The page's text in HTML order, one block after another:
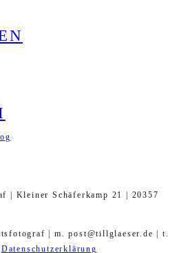
| Kleiner Schäferkamp 21 | 20357
| m. post@tillglaeser.de | t.
Datenschutzerklärung